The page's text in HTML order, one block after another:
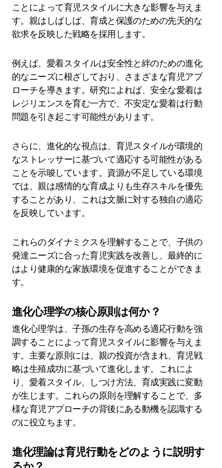
ことによって育児スタイルに大きな影響を与えま
す。親はしばしば、育成と保護のための先天的な
欲求を反映した戦略を採用します。
例えば、愛着スタイルは安全性と絆のための進化
的なニーズに根ざしており、さまざまな育児アプ
ローチを導きます。研究によれば、安全な愛着は
レジリエンスを育む一方で、不安定な愛着は行動
問題を引き起こす可能性があります。
さらに、進化的な視点は、育児スタイルが環境的
なストレッサーに基づいて適応する可能性がある
ことを示唆しています。資源が不足している環境
では、親は感情的な育成よりも生存スキルを優先
することがあり、これは文脈に対する独自の適応
を反映しています。
これらのダイナミクスを理解することで、子供の
発達ニーズに合った育児実践を改善し、最終的に
はより健康的な家族環境を促進することができま
す。
進化心理学の核心原則は何か？
進化心理学は、子孫の生存を高める適応行動を強
調することによって育児スタイルに影響を与えま
す。主要な原則には、親の投資が含まれ、育児戦
略は生殖成功に基づいて進化します。これによ
り、愛着スタイル、しつけ方法、育成実践に変動
が生じます。これらの原則を理解することで、多
様な育児アプローチの背後にある動機を認識する
のに役立ちます。
進化理論は育児行動をどのように説明す